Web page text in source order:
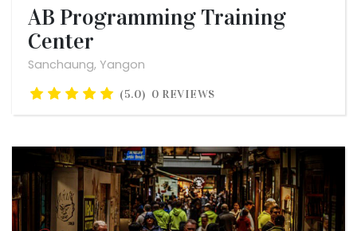
AB Programming Training
Center
Sanchaung, Yangon
(5.0) 0 REVIEWS